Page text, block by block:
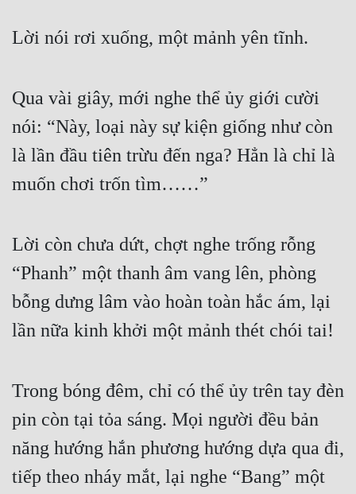
Đẹp
Tính Cách Nhân Vật :
Lời nói rơi xuống, một mảnh yên tĩnh.
Qua vài giây, mới nghe thể ủy giới cười
nói: “Này, loại này sự kiện giống như còn
là lần đầu tiên trừu đến nga? Hẳn là chỉ là
muốn chơi trốn tìm……”
Lời còn chưa dứt, chợt nghe trống rỗng
“Phanh” một thanh âm vang lên, phòng
bỗng dưng lâm vào hoàn toàn hắc ám, lại
lần nữa kinh khởi một mảnh thét chói tai!
Trong bóng đêm, chỉ có thể ủy trên tay đèn
pin còn tại tỏa sáng. Mọi người đều bản
năng hướng hắn phương hướng dựa qua đi,
tiếp theo nháy mắt, lại nghe “Bang” một